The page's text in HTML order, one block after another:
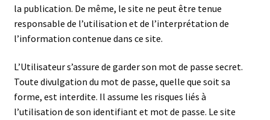
la publication. De même, le site ne peut être tenue
responsable de l’utilisation et de l’interprétation de
l’information contenue dans ce site.
L’Utilisateur s’assure de garder son mot de passe secret.
Toute divulgation du mot de passe, quelle que soit sa
forme, est interdite. Il assume les risques liés à
l’utilisation de son identifiant et mot de passe. Le site